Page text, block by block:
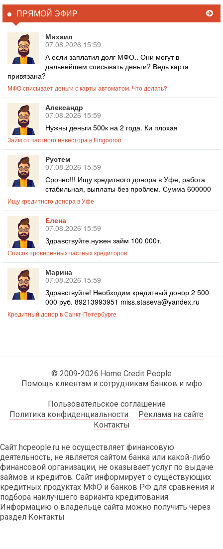
ПРЯМОЙ ЭФИР
Михаил
07.08.2026 15:59
А если заплатил долг МФО.. Они могут в
дальнейшем списывать деньги? Ведь карта
привязана?
МФО списывает деньги с карты автоматом. Что делать?
Александр
07.08.2026 15:59
Нужны деньги 500к на 2 года. Ки плохая
Займ от частного инвестора в Fingooroo
Рустем
07.08.2026 15:59
Срочно!!! Ищу кредитного донора в Уфе, работа
стабильная, выплаты без проблем. Сумма 600000
Ищу кредитного донора в Уфе
Елена
07.08.2026 15:59
Здравствуйте.нужен займ 100 000т.
Список проверенных частных кредиторов
Марина
07.08.2026 15:59
Здравствуйте! Необходим кредитный донор 2 500
000 руб. 89213993951 miss.staseva@yandex.ru
Кредитный донор в Санкт-Петербурге
© 2009-2026 Home Credit People
Помощь клиентам и сотрудникам банков и мфо
Пользовательское соглашение
Политика конфиденциальности
Реклама на сайте
Контакты
Сайт hcpeople.ru не осуществляет финансовую
деятельность, не является сайтом банка или какой-либо
финансовой организации, не оказывает услуг по выдаче
займов и кредитов. Сайт информирует о существующих
кредитных продуктах МФО и банков РФ для сравнения и
подбора наилучшего варианта кредитования.
Информацию о владельце сайта можно получить через
раздел Контакты